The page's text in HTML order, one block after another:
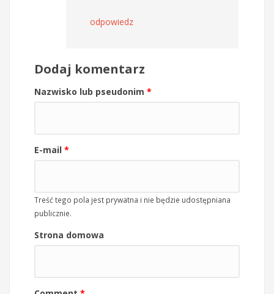
odpowiedz
Dodaj komentarz
Nazwisko lub pseudonim *
E-mail *
Treść tego pola jest prywatna i nie będzie udostępniana
publicznie.
Strona domowa